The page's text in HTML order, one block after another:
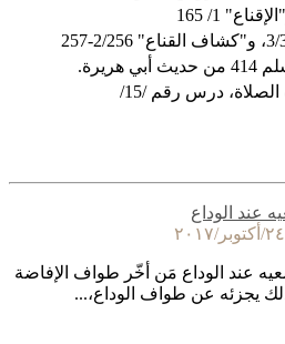
درس رقم /15/
عند الوداع
عند الوداع مَن أخّر طواف الإفاضة
يجزئه عن طواف الوداع،...